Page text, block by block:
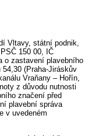
Vltavy, státní podnik,
150 00, IČ
o zastavení plavebního
(Praha-Jiráskův
Vraňany – Hořín,
z důvodu nutnosti
značení před
plavební správa
v uvedeném